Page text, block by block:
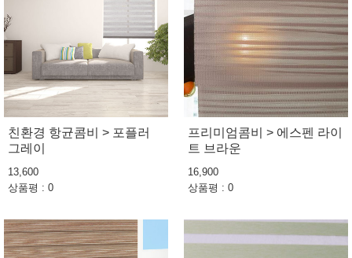
친환경 항균콤비 > 포플러
그레이
13,600
상품평 : 0
프리미엄콤비 > 에스펜 라이
트 브라운
16,900
상품평 : 0